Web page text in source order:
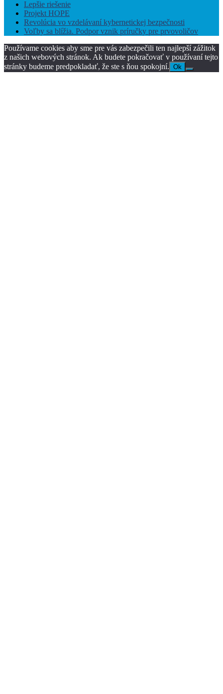
Lepšie riešenie
Projekt HOPE
Revolúcia vo vzdelávaní kybernetickej bezpečnosti
Voľby sa blížia. Podpor vznik príručky pre prvovoličov
Používame cookies aby sme pre vás zabezpečili ten najlepší zážitok
z našich webových stránok. Ak budete pokračovať v používaní tejto
stránky budeme predpokladať, že ste s ňou spokojní. Ok